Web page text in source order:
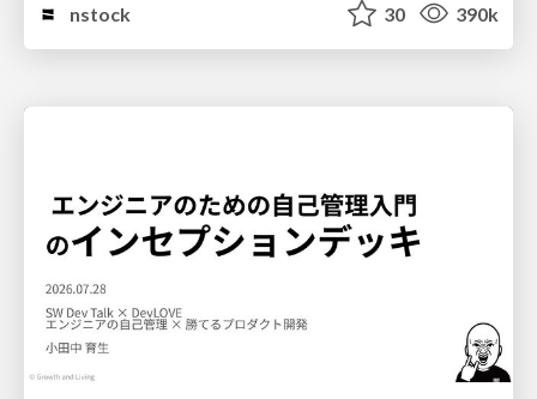
nstock
30 390k